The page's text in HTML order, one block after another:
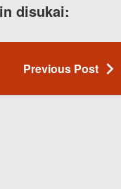
disukai:
Previous Post